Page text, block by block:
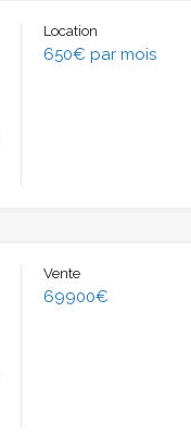
Location
650€ par mois
Vente
69900€